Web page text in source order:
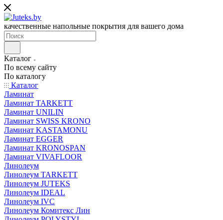
качественные напольные покрытия для вашего дома
Каталог
По всему сайту
По каталогу
Каталог
Ламинат
Ламинат TARKETT
Ламинат UNILIN
Ламинат SWISS KRONO
Ламинат KASTAMONU
Ламинат EGGER
Ламинат KRONOSPAN
Ламинат VIVAFLOOR
Линолеум
Линолеум TARKETT
Линолеум JUTEKS
Линолеум IDEAL
Линолеум IVC
Линолеум Комитекс Лин